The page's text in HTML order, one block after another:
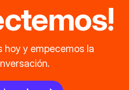
y empecemos la